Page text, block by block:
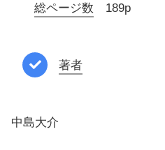
総ページ数 189p
著者
中島大介